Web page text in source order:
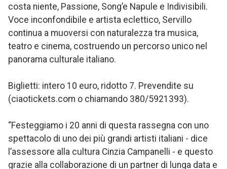
costa niente, Passione, Song’e Napule e Indivisibili.
Voce inconfondibile e artista eclettico, Servillo
continua a muoversi con naturalezza tra musica,
teatro e cinema, costruendo un percorso unico nel
panorama culturale italiano.
Biglietti: intero 10 euro, ridotto 7. Prevendite su
(ciaotickets.com o chiamando 380/5921393).
“Festeggiamo i 20 anni di questa rassegna con uno
spettacolo di uno dei più grandi artisti italiani - dice
l’assessore alla cultura Cinzia Campanelli - e questo
grazie alla collaborazione di un partner di lunga data e